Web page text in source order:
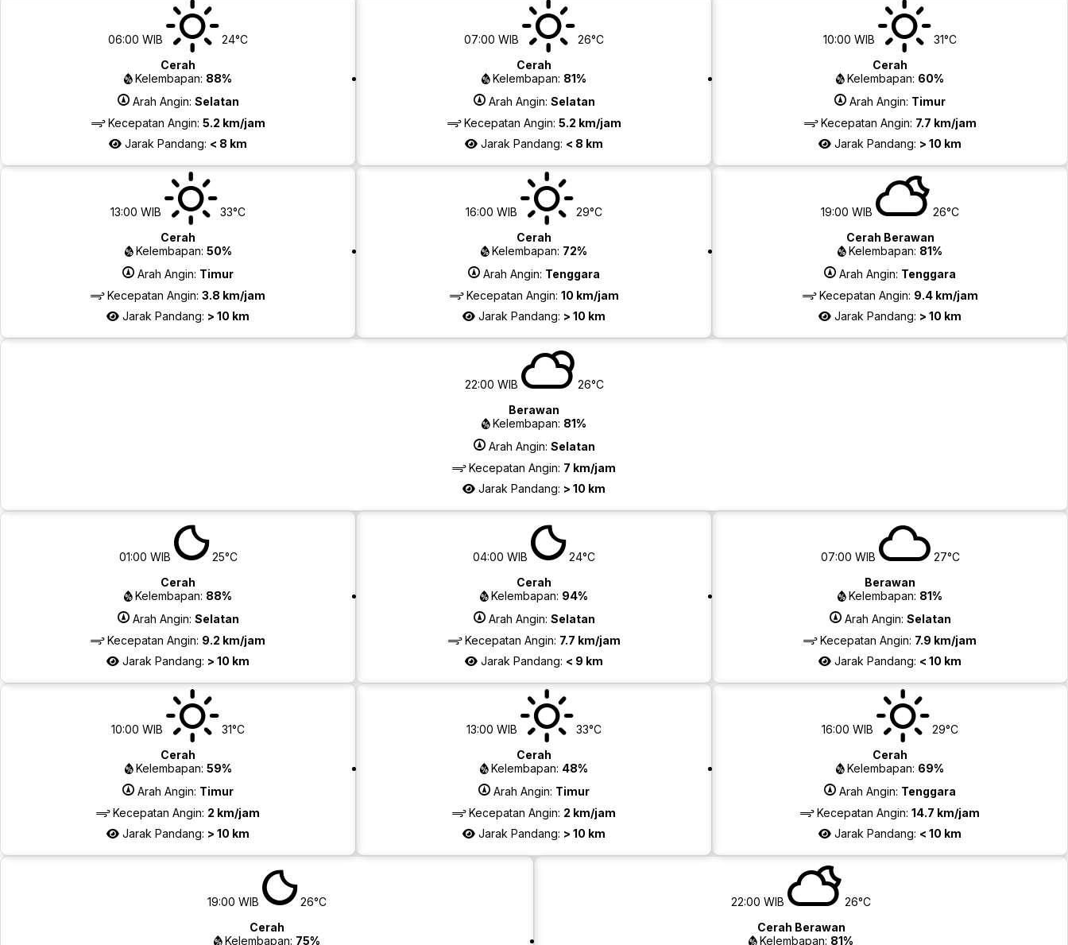
06:00 WIB
24°C
Cerah
Kelembapan: 88%
Arah Angin: Selatan
Kecepatan Angin: 5.2 km/jam
Jarak Pandang: < 8 km
07:00 WIB
26°C
Cerah
Kelembapan: 81%
Arah Angin: Selatan
Kecepatan Angin: 5.2 km/jam
Jarak Pandang: < 8 km
10:00 WIB
31°C
Cerah
Kelembapan: 60%
Arah Angin: Timur
Kecepatan Angin: 7.7 km/jam
Jarak Pandang: > 10 km
13:00 WIB
33°C
Cerah
Kelembapan: 50%
Arah Angin: Timur
Kecepatan Angin: 3.8 km/jam
Jarak Pandang: > 10 km
16:00 WIB
29°C
Cerah
Kelembapan: 72%
Arah Angin: Tenggara
Kecepatan Angin: 10 km/jam
Jarak Pandang: > 10 km
19:00 WIB
26°C
Cerah Berawan
Kelembapan: 81%
Arah Angin: Tenggara
Kecepatan Angin: 9.4 km/jam
Jarak Pandang: > 10 km
22:00 WIB
26°C
Berawan
Kelembapan: 81%
Arah Angin: Selatan
Kecepatan Angin: 7 km/jam
Jarak Pandang: > 10 km
01:00 WIB
25°C
Cerah
Kelembapan: 88%
Arah Angin: Selatan
Kecepatan Angin: 9.2 km/jam
Jarak Pandang: > 10 km
04:00 WIB
24°C
Cerah
Kelembapan: 94%
Arah Angin: Selatan
Kecepatan Angin: 7.7 km/jam
Jarak Pandang: < 9 km
07:00 WIB
27°C
Berawan
Kelembapan: 81%
Arah Angin: Selatan
Kecepatan Angin: 7.9 km/jam
Jarak Pandang: < 10 km
10:00 WIB
31°C
Cerah
Kelembapan: 59%
Arah Angin: Timur
Kecepatan Angin: 2 km/jam
Jarak Pandang: > 10 km
13:00 WIB
33°C
Cerah
Kelembapan: 48%
Arah Angin: Timur
Kecepatan Angin: 2 km/jam
Jarak Pandang: > 10 km
16:00 WIB
29°C
Cerah
Kelembapan: 69%
Arah Angin: Tenggara
Kecepatan Angin: 14.7 km/jam
Jarak Pandang: < 10 km
19:00 WIB
26°C
Cerah
Kelembapan: 75%
22:00 WIB
26°C
Cerah Berawan
Kelembapan: 81%